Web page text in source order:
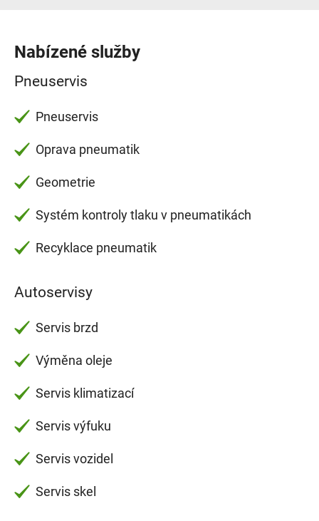
Nabízené služby
Pneuservis
Pneuservis
Oprava pneumatik
Geometrie
Systém kontroly tlaku v pneumatikách
Recyklace pneumatik
Autoservisy
Servis brzd
Výměna oleje
Servis klimatizací
Servis výfuku
Servis vozidel
Servis skel